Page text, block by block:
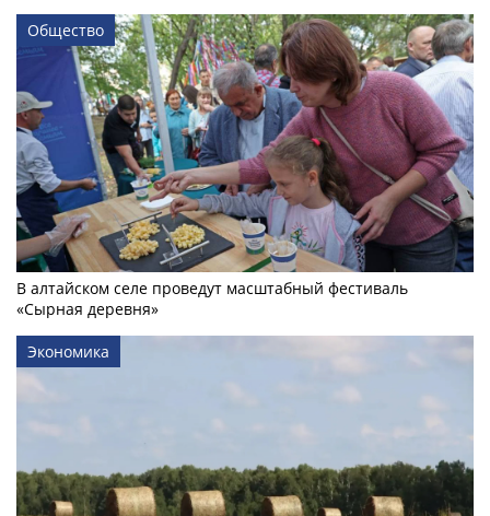
Общество
В алтайском селе проведут масштабный фестиваль
«Сырная деревня»
Экономика